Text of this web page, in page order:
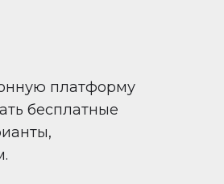
платформу
бесплатные